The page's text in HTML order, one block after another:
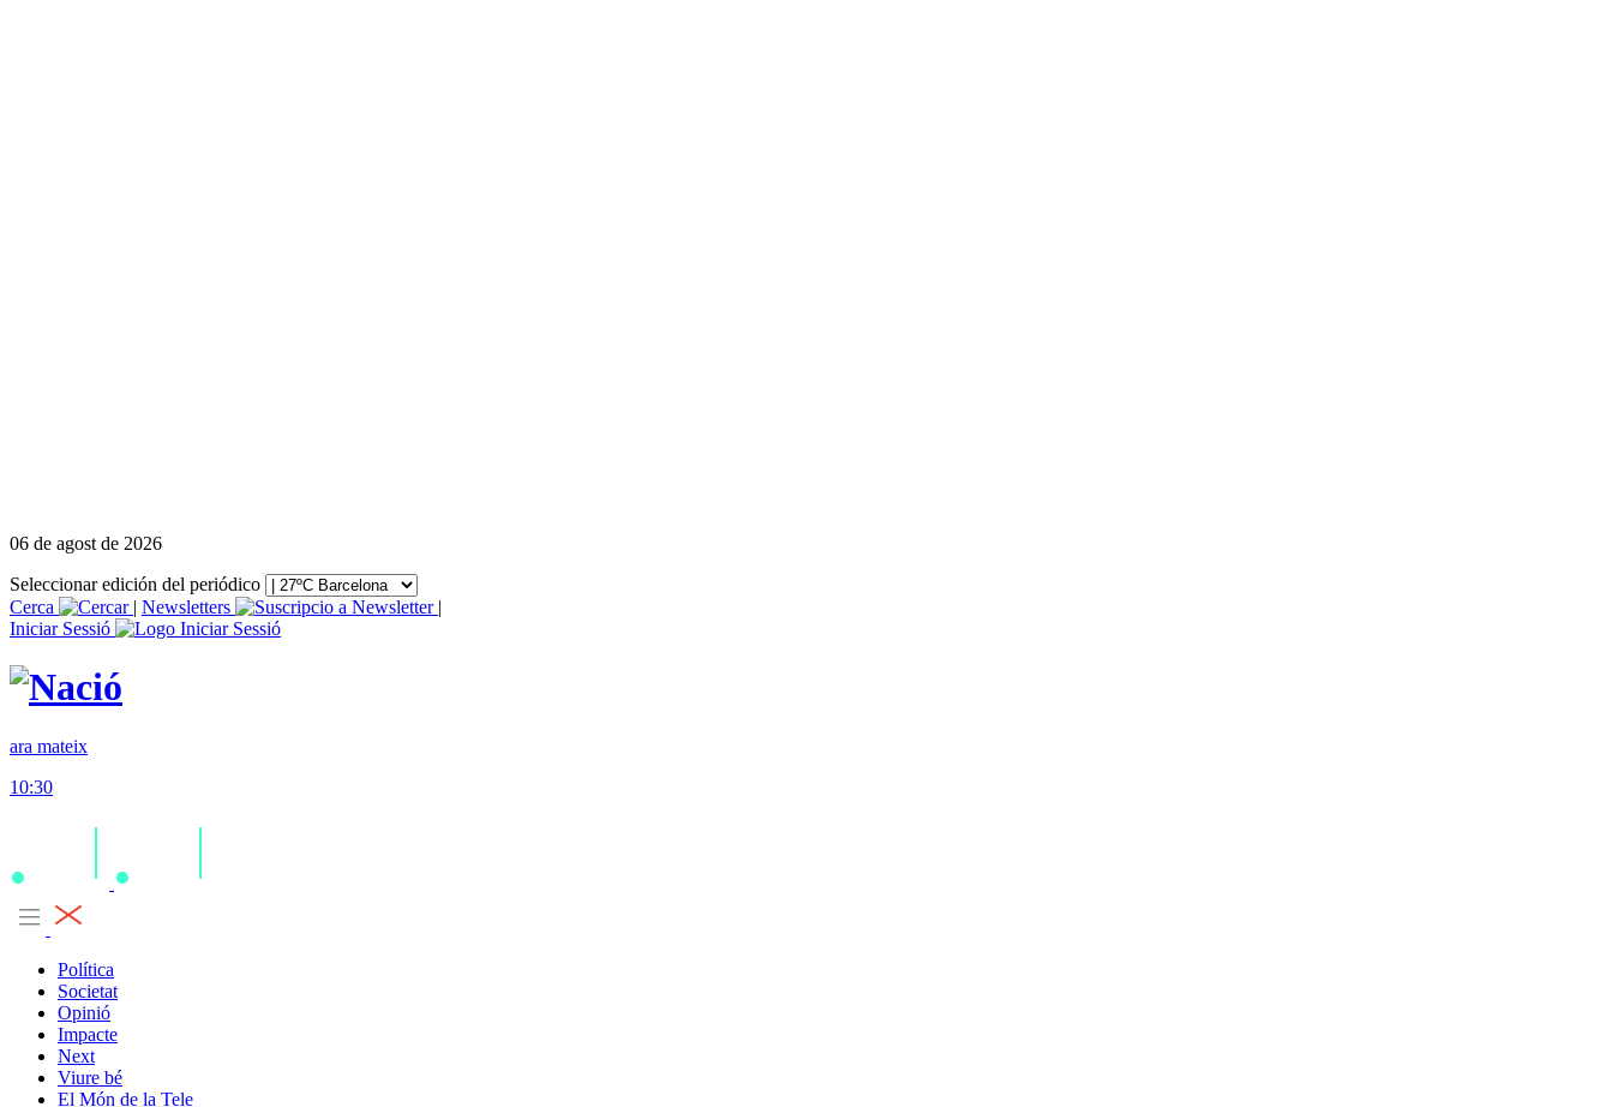
06 de agost de 2026
Seleccionar edición del periódico
Cerca
| Newsletters
|
Iniciar Sessió
ara mateix
10:30
Política
Societat
Opinió
Impacte
Next
Viure bé
El Món de la Tele